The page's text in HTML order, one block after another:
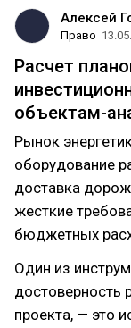
Алексей
Право
Расчет
объектам-
Рынок
оборудование
доставка
жесткие
бюджетных
Один из
достоверность
проекта, — это